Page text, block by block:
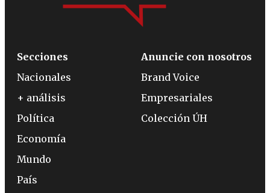
Secciones
Nacionales
+ análisis
Política
Economía
Mundo
País
Anuncie con nosotros
Brand Voice
Empresariales
Colección ÚH